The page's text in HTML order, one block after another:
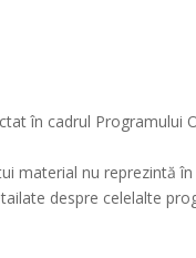
în cadrul Programului
material nu reprezintă
despre celelalte